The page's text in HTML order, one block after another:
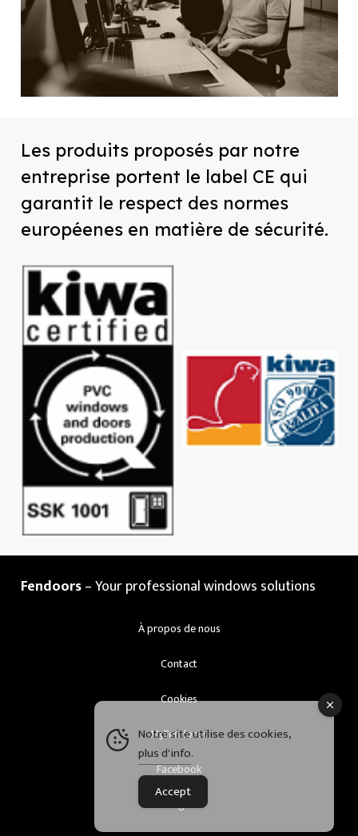
Les produits proposés par notre
entreprise portent le label CE qui
garantit le respect des normes
européenes en matière de sécurité.
Fendoors– Your professional windows solutions
À propos de nous
Contact
Cookies
MyFendoors
Facebook
Instagram
Notre site utilise des cookies,
plus d'info.
Accept